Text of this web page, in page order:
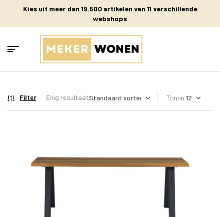
Kies uit meer dan 19.500 artikelen van 11 verschillende
webshops
Filter Enig resultaat Tonen